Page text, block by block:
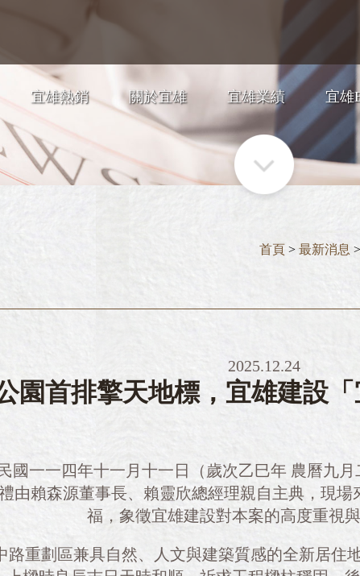
宜雄熱銷 關於宜雄 宜雄業績 宜雄
首頁 > 最新消息
2025.12.24
園首排擎天地標，宜雄建設
國一一四年十一月十一日（歲次乙巳年 農曆九
由賴森源董事長、賴靈欣總經理親自主典，現
福，象徵宜雄建設對本案的高度重視與
路重劃區兼具自然、人文與建築質感的全新居